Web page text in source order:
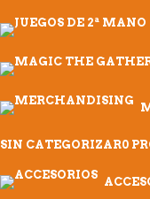
SIN CATEGORIZAR0